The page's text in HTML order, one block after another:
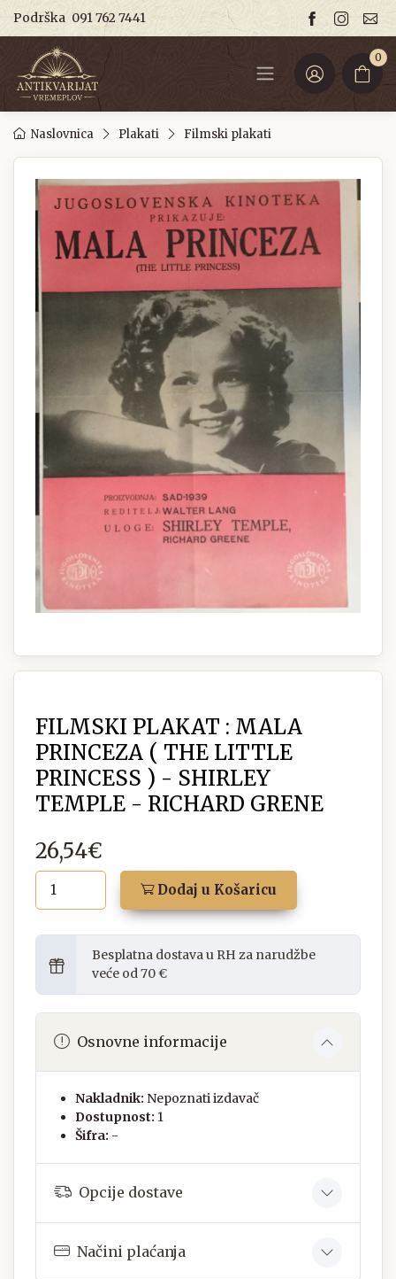
Podrška 091 762 7441
0
Naslovnica Plakati Filmski plakati
FILMSKI PLAKAT : MALA
PRINCEZA ( THE LITTLE
PRINCESS ) - SHIRLEY
TEMPLE - RICHARD GRENE
26,54€
Dodaj u Košaricu
Besplatna dostava u RH za narudžbe
veće od 70 €
Osnovne informacije
Nakladnik: Nepoznati izdavač
Dostupnost: 1
Šifra: -
Opcije dostave
Načini plaćanja